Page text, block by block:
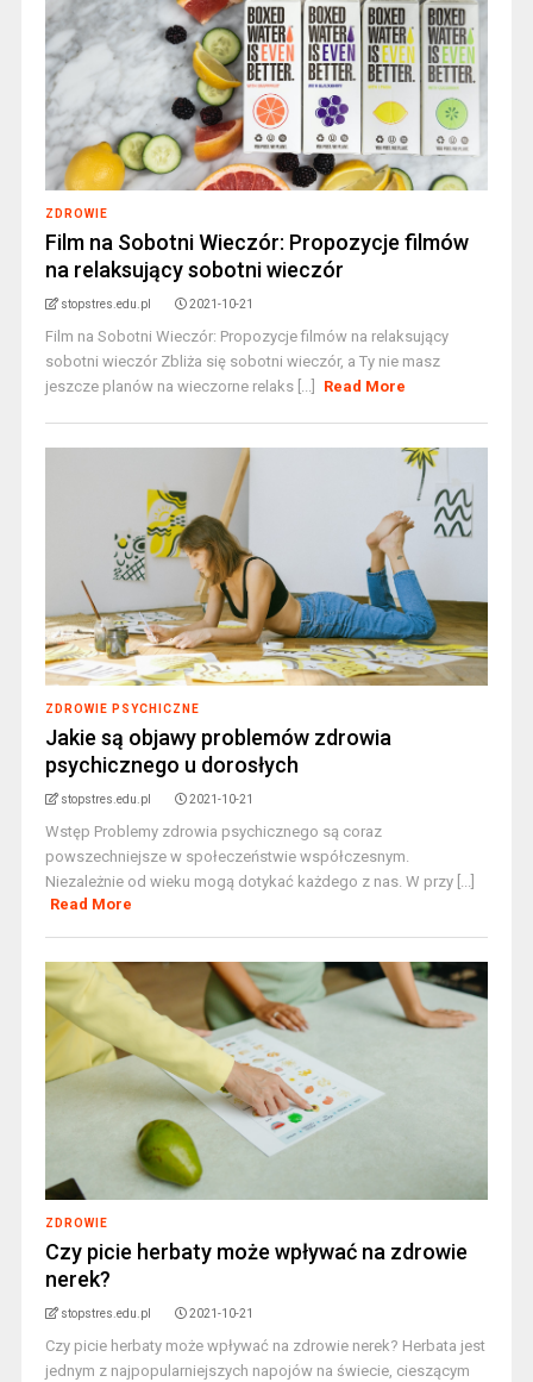
ZDROWIE
Film na Sobotni Wieczór: Propozycje filmów
na relaksujący sobotni wieczór
stopstres.edu.pl 2021-10-21
Film na Sobotni Wieczór: Propozycje filmów na relaksujący
sobotni wieczór Zbliża się sobotni wieczór, a Ty nie masz
jeszcze planów na wieczorne relaks [...]
Read More
ZDROWIE PSYCHICZNE
Jakie są objawy problemów zdrowia
psychicznego u dorosłych
stopstres.edu.pl 2021-10-21
Wstęp Problemy zdrowia psychicznego są coraz
powszechniejsze w społeczeństwie współczesnym.
Niezależnie od wieku mogą dotykać każdego z nas. W przy [...]
Read More
ZDROWIE
Czy picie herbaty może wpływać na zdrowie
nerek?
stopstres.edu.pl 2021-10-21
Czy picie herbaty może wpływać na zdrowie nerek? Herbata jest
jednym z najpopularniejszych napojów na świecie, cieszącym